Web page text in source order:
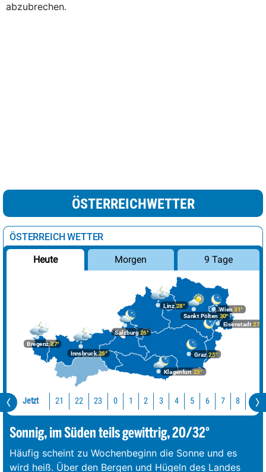
abzubrechen.
ÖSTERREICHWETTER
ÖSTERREICH WETTER
Heute Morgen 9 Tage
Bregenz27°
Graz25°
Innsbruck25°
Klagenfurt 23°
Linz28°
Salzburg26°
Wien 31°
Eisenstadt 27°
Sankt Pölten 30°
Jetzt 21 22 23 0 1 2 3 4 5 6 7 8
Sonnig, im Süden teils gewittrig, 20/32°
Häufig scheint zu Wochenbeginn die Sonne und es
wird heiß. Über den Bergen und Hügeln des Landes